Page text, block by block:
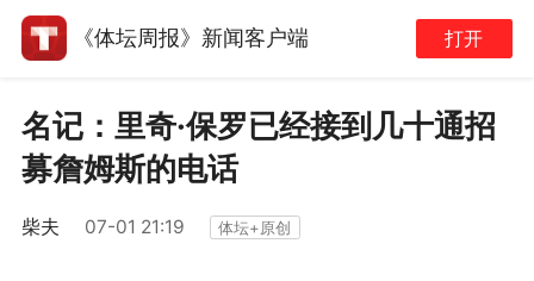
《体坛周报》新闻客户端 打开
名记：里奇·保罗已经接到几十通招
募詹姆斯的电话
柴夫 07-01 21:19 体坛+原创